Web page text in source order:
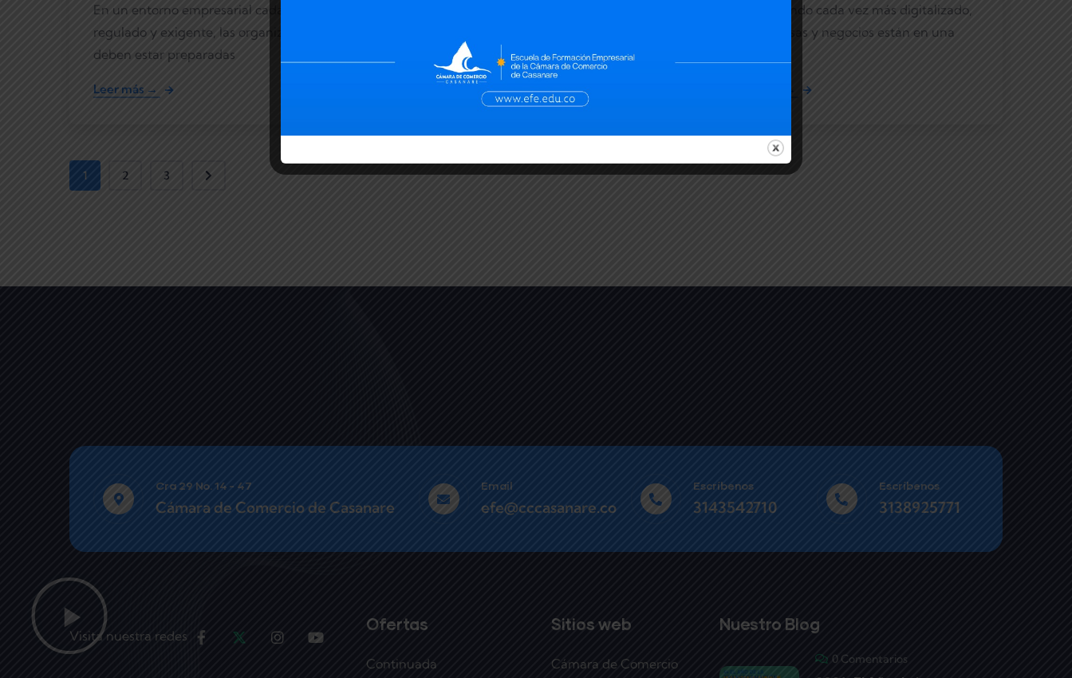
En un entorno empresarial cada vez más
regulado y exigente, las organizaciones
deben estar preparadas
Leer más →
martes 29 de julio, la Cámara
Leer más →
En un mundo cada vez más digitalizado,
las empresas y negocios están en una
1 2 3
Cra 29 No. 14 - 47
Cámara de Comercio de Casanare
Email
efe@cccasanare.co
Escríbenos
3143542710
Escríbenos
3138925771
Visita nuestra redes
Ofertas
Continuada
Sitios web
Cámara de Comercio
Nuestro Blog
0 Comentarios